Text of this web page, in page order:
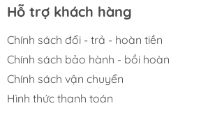
Hỗ trợ khách hàng
Chính sách đổi - trả - hoàn tiền
Chính sách bảo hành - bồi hoàn
Chính sách vận chuyển
Hình thức thanh toán